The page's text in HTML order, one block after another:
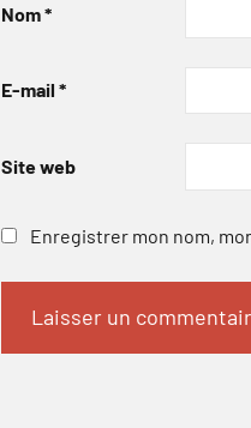
Nom*
E-mail *
Site web
Enregistrer mon nom,